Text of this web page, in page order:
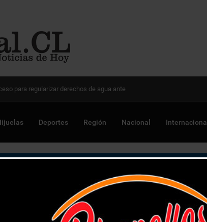
Chile para optimizar proyectos
Deportes Región Nacional Internacional